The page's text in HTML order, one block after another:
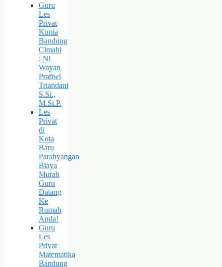
Guru
Les
Privat
Kimia
Bandung
Cimahi
: Ni
Wayan
Pratiwi
Triandani
S.Si.,
M.Si.P.
Les
Privat
di
Kota
Baru
Parahyangan
Biaya
Murah
Guru
Datang
Ke
Rumah
Anda!
Guru
Les
Privat
Matematika
Bandung